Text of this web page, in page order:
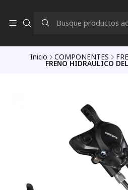
Inicio COMPONENTES
FRENO HIDRAULICO